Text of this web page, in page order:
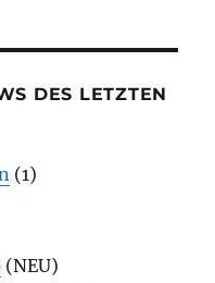
DES LETZTEN
(1)
(NEU)